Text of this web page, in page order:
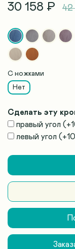
30 158 ₽ 42
С ножками
Нет
Сделать эту
правый угол (+
левый угол (+